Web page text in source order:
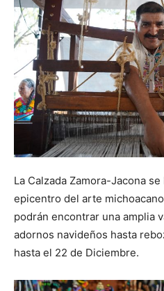
La Calzada Zamora-Jacona
epicentro del arte
podrán encontrar una amplia
adornos navideños hasta
hasta el 22 de Diciembre.